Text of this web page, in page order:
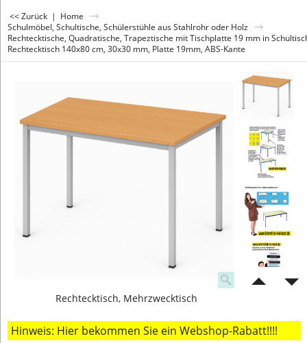
<< Zurück | Home
Schulmöbel, Schultische, Schülerstühle aus Stahlrohr oder Holz
Rechtecktische, Quadratische, Trapeztische mit Tischplatte 19 mm in
Rechtecktisch 140x80 cm, 30x30 mm, Platte 19mm, ABS-Kante
Rechtecktisch, Mehrzwecktisch
Hinweis: Hier bekommen Sie ein Webshop-Rabatt!!!!